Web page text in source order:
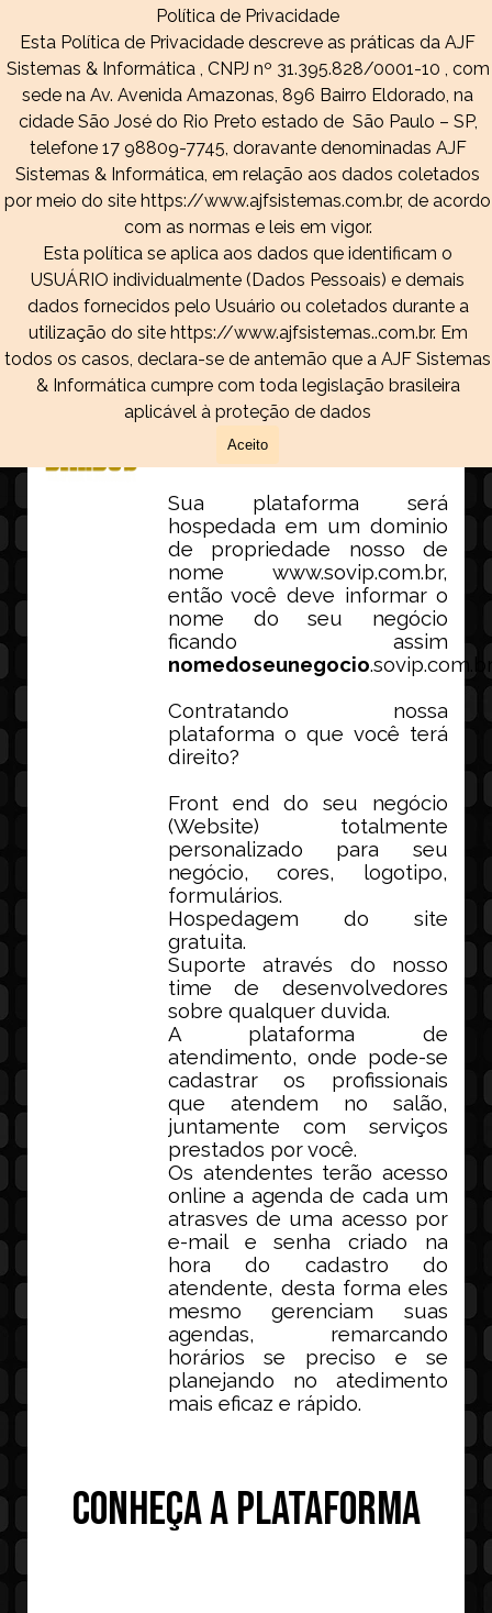
Política de Privacidade
Esta Política de Privacidade descreve as práticas da AJF
Sistemas & Informática , CNPJ nº 31.395.828/0001-10 , com
sede na Av. Avenida Amazonas, 896 Bairro Eldorado, na
cidade São José do Rio Preto estado de São Paulo – SP,
telefone 17 98809-7745, doravante denominadas AJF
Sistemas & Informática, em relação aos dados coletados
por meio do site https://www.ajfsistemas.com.br, de acordo
com as normas e leis em vigor.
Esta política se aplica aos dados que identificam o
USUÁRIO individualmente (Dados Pessoais) e demais
dados fornecidos pelo Usuário ou coletados durante a
utilização do site https://www.ajfsistemas..com.br. Em
todos os casos, declara-se de antemão que a AJF Sistemas
& Informática cumpre com toda legislação brasileira
aplicável à proteção de dados
Aceito
Pular menu
Barbus
Barbu's é uma plataforma de
agendamentos online densenvolvida para
salões de barbeária, salões Tatoo,
atendimentos de massagistas, estética
masculina dentre outros segmentos.
COMO
FUNCIONA?
Sua plataforma será
hospedada em um dominio
de propriedade nosso de
nome www.sovip.com.br,
então você deve informar o
nome do seu negócio
ficando assim
nomedoseunegocio
Contratando nossa
plataforma o que você terá
direito?
Front end do seu negócio
(Website) totalmente
personalizado para seu
negócio, cores, logotipo,
formulários.
Hospedagem do site
gratuita.
Suporte através do nosso
time de desenvolvedores
sobre qualquer duvida.
A plataforma de
atendimento, onde pode-se
cadastrar os profissionais
que atendem no salão,
juntamente com serviços
prestados por você.
Os atendentes terão acesso
online a agenda de cada um
atrasves de uma acesso por
e-mail e senha criado na
hora do cadastro do
atendente, desta forma eles
mesmo gerenciam suas
agendas, remarcando
horários se preciso e se
planejando no atedimento
mais eficaz e rápido.
Conheça a plataforma